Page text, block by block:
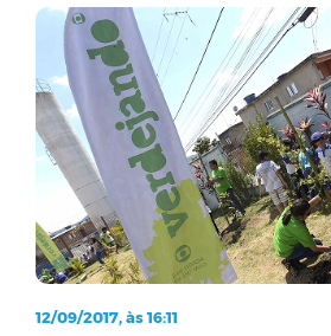
12/09/2017, às 16:11